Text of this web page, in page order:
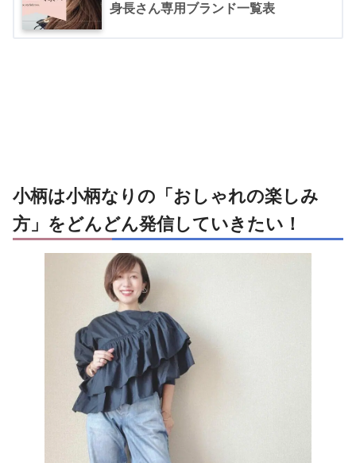
身長さん専用ブランド一覧表
小柄は小柄なりの「おしゃれの楽しみ
方」をどんどん発信していきたい！